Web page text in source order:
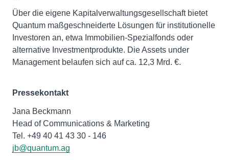
Über die eigene Kapitalverwaltungsgesellschaft bietet
Quantum maßgeschneiderte Lösungen für institutionelle
Investoren an, etwa Immobilien-Spezialfonds oder
alternative Investmentprodukte. Die Assets under
Management belaufen sich auf ca. 12,3 Mrd. €.
Pressekontakt
Jana Beckmann
Head of Communications & Marketing
jb@quantum.ag